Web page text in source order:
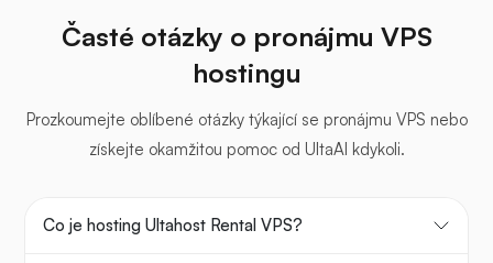
Časté otázky o pronájmu VPS
hostingu
Prozkoumejte oblíbené otázky týkající se pronájmu VPS nebo
získejte okamžitou pomoc od UltaAI kdykoli.
Co je hosting Ultahost Rental VPS?